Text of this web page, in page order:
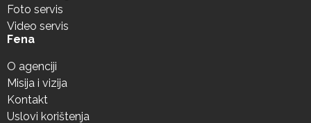
Foto servis
Video servis
Fena
O agenciji
Misija i vizija
Kontakt
Uslovi korištenja